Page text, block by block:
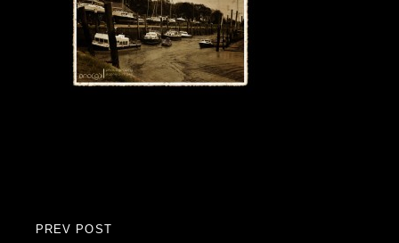
Bericht
PREVIOUS
PREV POST